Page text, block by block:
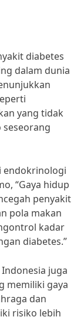
diabetes
dalam dunia
yang tidak
endokrinologi
“Gaya hidup
penyakit
pola makan
kadar
diabetes.”
juga
memiliki gaya
dan
risiko lebih